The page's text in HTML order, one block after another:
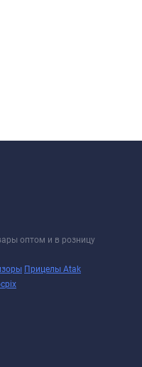
оптом и в розницу
Прицелы Atak